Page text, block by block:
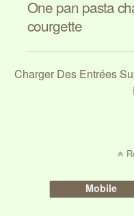
One pan pasta
courgette
Charger Des Entrées
Mobile